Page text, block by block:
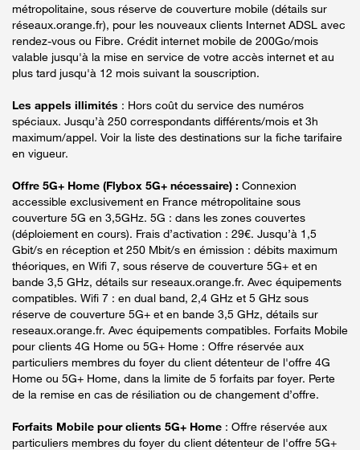
métropolitaine, sous réserve de couverture mobile (détails sur
réseaux.orange.fr), pour les nouveaux clients Internet ADSL avec
rendez-vous ou Fibre. Crédit internet mobile de 200Go/mois
valable jusqu'à la mise en service de votre accès internet et au
plus tard jusqu'à 12 mois suivant la souscription.
Les appels illimités : Hors coût du service des numéros
spéciaux. Jusqu’à 250 correspondants différents/mois et 3h
maximum/appel. Voir la liste des destinations sur la fiche tarifaire
en vigueur.
Offre 5G+ Home (Flybox 5G+ nécessaire) : Connexion
accessible exclusivement en France métropolitaine sous
couverture 5G en 3,5GHz. 5G : dans les zones couvertes
(déploiement en cours). Frais d’activation : 29€. Jusqu’à 1,5
Gbit/s en réception et 250 Mbit/s en émission : débits maximum
théoriques, en Wifi 7, sous réserve de couverture 5G+ et en
bande 3,5 GHz, détails sur reseaux.orange.fr. Avec équipements
compatibles. Wifi 7 : en dual band, 2,4 GHz et 5 GHz sous
réserve de couverture 5G+ et en bande 3,5 GHz, détails sur
reseaux.orange.fr. Avec équipements compatibles. Forfaits Mobile
pour clients 4G Home ou 5G+ Home : Offre réservée aux
particuliers membres du foyer du client détenteur de l'offre 4G
Home ou 5G+ Home, dans la limite de 5 forfaits par foyer. Perte
de la remise en cas de résiliation ou de changement d’offre.
Forfaits Mobile pour clients 5G+ Home : Offre réservée aux
particuliers membres du foyer du client détenteur de l'offre 5G+